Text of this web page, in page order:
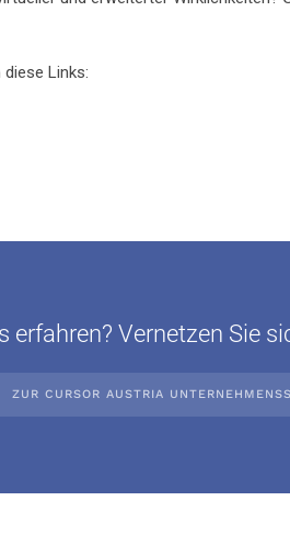
Links:
erfahren? Vernetzen Sie
ZUR CURSOR AUSTRIA